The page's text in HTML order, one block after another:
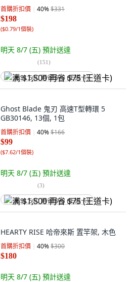
首購折扣價 40%$331
$198
($0.79/1個裝)
明天 8/7 (五) 預計送達
(151)
满 $1,500 再省 $75 (王道卡)
Ghost Blade 鬼刃 高速T型轉環 5
GB30146, 13個, 1包
首購折扣價 40%$166
$99
($7.62/1個裝)
明天 8/7 (五) 預計送達
(3)
满 $1,500 再省 $75 (王道卡)
HEARTY RISE 哈帝來斯 置竿架, 木色
首購折扣價 40%$300
$180
明天 8/7 (五) 預計送達